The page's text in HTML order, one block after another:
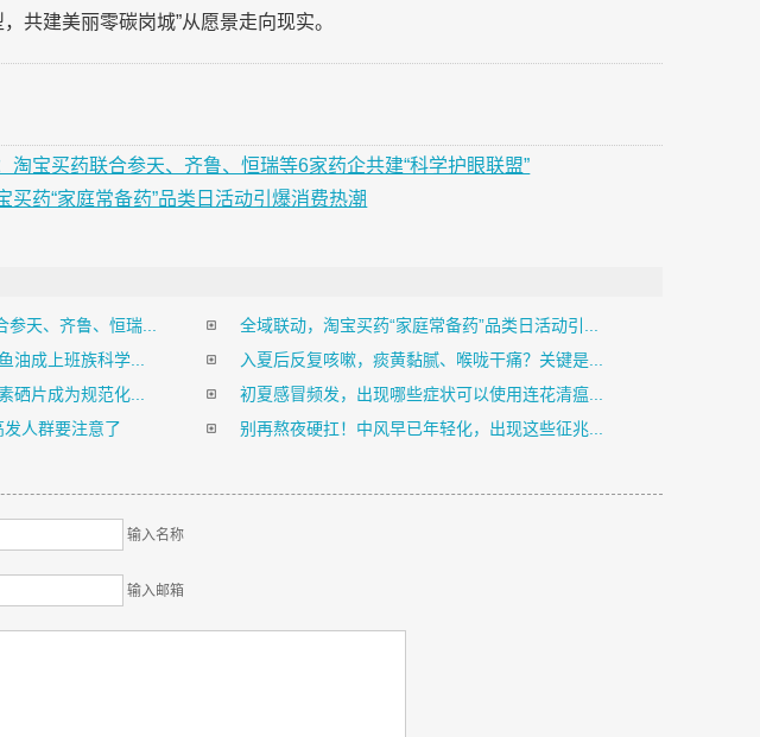
共建美丽零碳岗城”从愿景走向现实。
淘宝买药联合参天、齐鲁、恒瑞等6家药企共建“科学护眼联盟”
买药“家庭常备药”品类日活动引爆消费热潮
天、齐鲁、恒瑞...
全域联动，淘宝买药“家庭常备药”品类日活动引...
油成上班族科学...
入夏后反复咳嗽，痰黄黏腻、喉咙干痛？关键是...
硒片成为规范化...
初夏感冒频发，出现哪些症状可以使用连花清瘟...
发人群要注意了
别再熬夜硬扛！中风早已年轻化，出现这些征兆...
输入名称
输入邮箱